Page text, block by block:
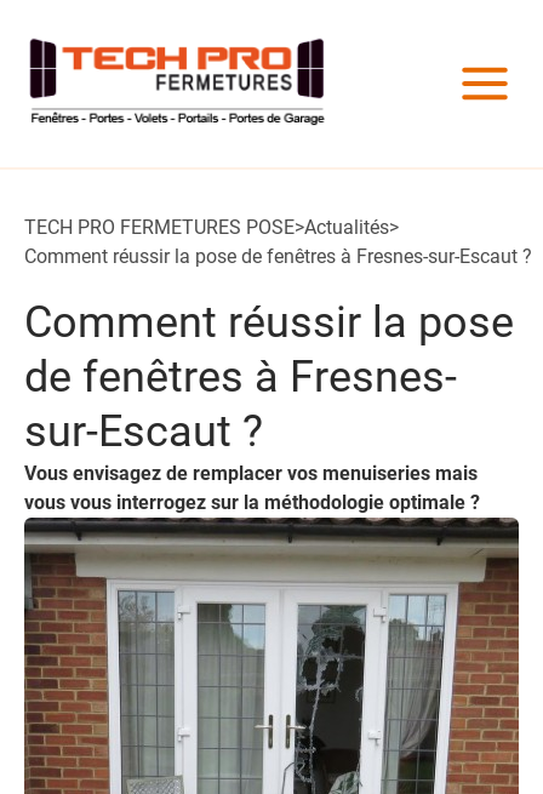
TECH PRO FERMETURES POSE>Actualités>
Comment réussir la pose de fenêtres à Fresnes-sur-Escaut ?
Comment réussir la pose
de fenêtres à Fresnes-
sur-Escaut ?
Vous envisagez de remplacer vos menuiseries mais
vous vous interrogez sur la méthodologie optimale ?